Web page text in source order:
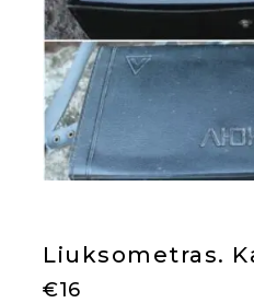
Liuksometras.
€16